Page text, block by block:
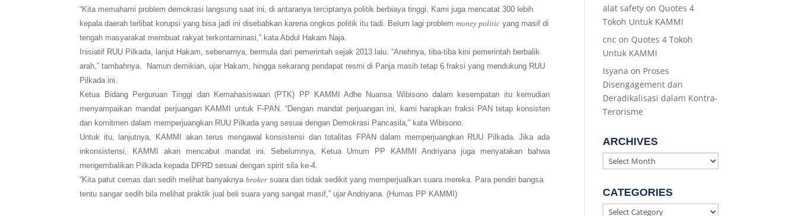
“Kita memahami problem demokrasi langsung saat ini, di antaranya terciptanya politik berbiaya tinggi. Kami juga mencatat 300 lebih
kepala daerah terlibat korupsi yang bisa jadi ini disebabkan karena ongkos politik itu tadi. Belum lagi problemmoney politic yang masif di
tengah masyarakat membuat rakyat terkontaminasi,” kata Abdul Hakam Naja.
Inisiatif RUU Pilkada, lanjut Hakam, sebenarnya, bermula dari pemerintah sejak 2013 lalu. “Anehnya, tiba-tiba kini pemerintah berbalik
arah,” tambahnya. Namun demikian, ujar Hakam, hingga sekarang pendapat resmi di Panja masih tetap 6 fraksi yang mendukung RUU
Pilkada ini.
Ketua Bidang Perguruan Tinggi dan Kemahasiswaan (PTK) PP KAMMI Adhe Nuansa Wibisono dalam kesempatan itu kemudian
menyampaikan mandat perjuangan KAMMI untuk F-PAN. “Dengan mandat perjuangan ini, kami harapkan fraksi PAN tetap konsisten
dan komitmen dalam memperjuangkan RUU Pilkada yang sesuai dengan Demokrasi Pancasila,” kata Wibisono.
Untuk itu, lanjutnya, KAMMI akan terus mengawal konsistensi dan totalitas FPAN dalam memperjuangkan RUU Pilkada. Jika ada
inkonsistensi, KAMMI akan mencabut mandat ini. Sebelumnya, Ketua Umum PP KAMMI Andriyana juga menyatakan bahwa
mengembalikan Pilkada kepada DPRD sesuai dengan spirit sila ke-4.
“Kita patut cemas dan sedih melihat banyaknyabroker suara dan tidak sedikit yang memperjualkan suara mereka. Para pendiri bangsa
tentu sangar sedih bila melihat praktik jual beli suara yang sangat masif,” ujar Andriyana. (Humas PP KAMMI)
alat safety on Quotes 4
Tokoh Untuk KAMMI
cnc on Quotes 4 Tokoh
Untuk KAMMI
Isyana on Proses
Disengagement dan
Deradikalisasi dalam Kontra-
Terorisme
ARCHIVES
Archives
CATEGORIES
Categories